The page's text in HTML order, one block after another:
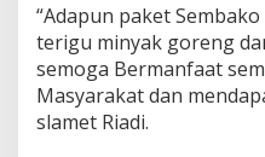
“Adapun paket
terigu minyak goreng
semoga Bermanfaat
Masyarakat dan
slamet Riadi.